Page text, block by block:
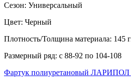
Сезон: Универсальный
Цвет: Черный
Плотность/Толщина материала: 145
Размерный ряд: с 88-92 по 104-108
Фартук полиуретановый ЛАРИПОЛ